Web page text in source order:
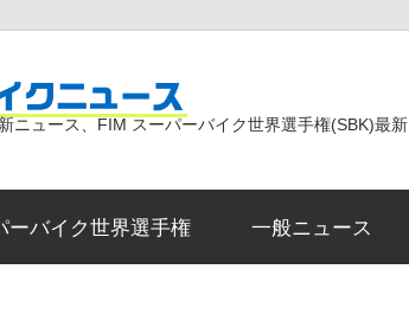
気
に
ニュース、FIM スーパーバイク世界選手権(SBK)最
ーバイク世界選手権 一般ニュース